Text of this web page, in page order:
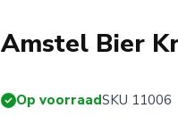
Amstel Bier
Op voorraadSKU 11006